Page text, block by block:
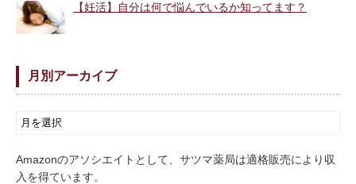
【妊活】自分は何で悩んでいるか知ってます？
月別アーカイブ
Amazonのアソシエイトとして、サツマ薬局は適格販売により収
入を得ています。